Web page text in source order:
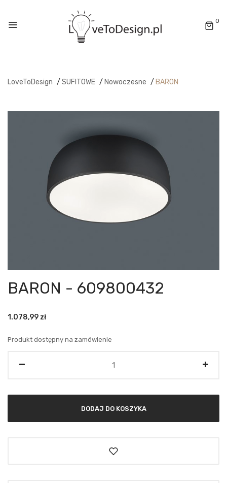
0
LoveToDesign / SUFITOWE / Nowoczesne / BARON
BARON - 609800432
1.078,99 zł
Produkt dostępny na zamówienie
DODAJ DO KOSZYKA